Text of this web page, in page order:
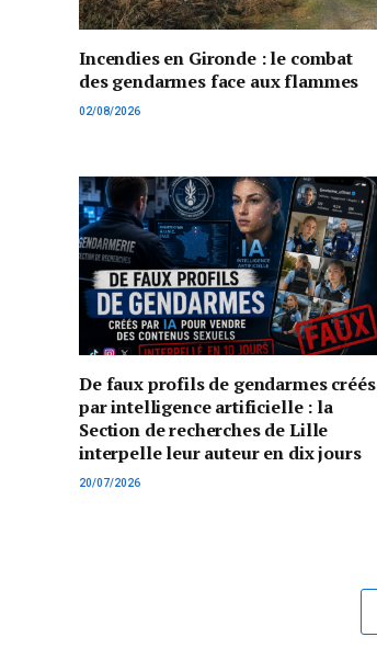
Incendies en Gironde : le combat
des gendarmes face aux flammes
02/08/2026
De faux profils de gendarmes créés
par intelligence artificielle : la
Section de recherches de Lille
interpelle leur auteur en dix jours
20/07/2026